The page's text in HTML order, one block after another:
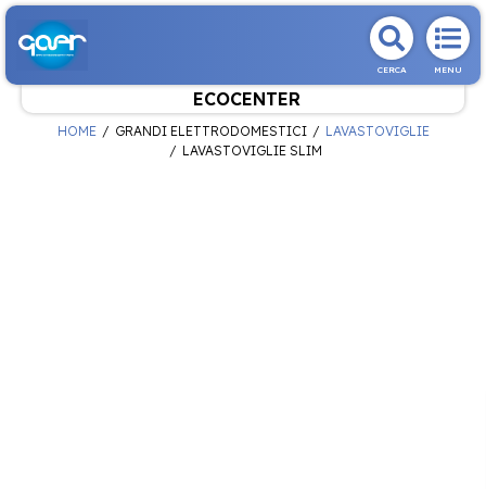
CERCA MENU
ECOCENTER
HOME GRANDI ELETTRODOMESTICI
LAVASTOVIGLIE
LAVASTOVIGLIE SLIM